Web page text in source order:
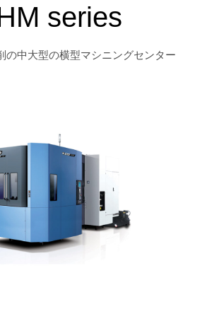
series
の中大型の横型マシニングセンター